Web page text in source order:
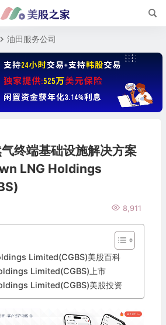
油田服务公司
终端基础设施解决方案
LNG Holdings
8,911
Limited(CGBS)美股百科
Limited(CGBS)上市
Limited(CGBS)美股投资